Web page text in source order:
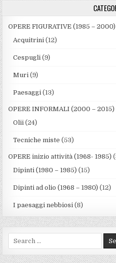
OPERE FIGURATIVE (1985 – 2000)
Acquitrini (12)
Cespugli (9)
Muri (9)
Paesaggi (13)
OPERE INFORMALI (2000 – 2015)
Olii (24)
Tecniche miste (53)
OPERE inizio attività (1968- 1985)
Dipinti (1980 – 1985) (15)
Dipinti ad olio (1968 – 1980) (12)
I paesaggi nebbiosi (8)
Search for: